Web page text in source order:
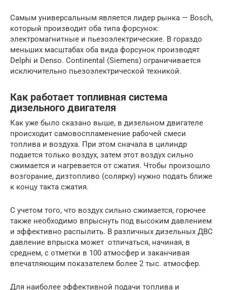
Самым универсальным является лидер рынка — Bosch,
который производит оба типа форсунок:
электромагнитные и пьезоэлектрические. В гораздо
меньших масштабах оба вида форсунок производят
Delphi и Denso. Continental (Siemens) ограничивается
исключительно пьезоэлектрической техникой.
Как работает топливная система
дизельного двигателя
Как уже было сказано выше, в дизельном двигателе
происходит самовоспламенение рабочей смеси
топлива и воздуха. При этом сначала в цилиндр
подается только воздух, затем этот воздух сильно
сжимается и нагревается от сжатия. Чтобы произошло
возгорание, дизтопливо (солярку) нужно подать ближе
к концу такта сжатия.
С учетом того, что воздух сильно сжимается, горючее
также необходимо впрыснуть под высоким давлением
и эффективно распылить. В различных дизельных ДВС
давление впрыска может отличаться, начиная, в
среднем, с отметки в 100 атмосфер и заканчивая
впечатляющим показателем более 2 тыс. атмосфер.
Для наиболее эффективной подачи топлива и